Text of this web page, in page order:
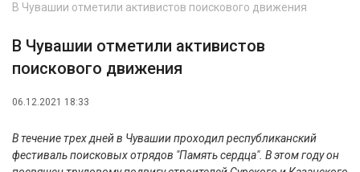
В Чувашии отметили активистов поискового движения
В Чувашии отметили активистов
поискового движения
06.12.2021 18:33
В течение трех дней в Чувашии проходил республиканский
фестиваль поисковых отрядов "Память сердца". В этом году он